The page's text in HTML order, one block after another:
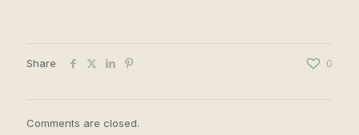
Share 0
Comments are closed.